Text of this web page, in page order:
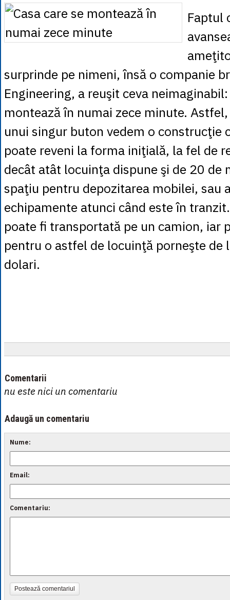
1 MDL= 0.2538
= 0.2227
1 NOK= 0.4191
1 NZD
1 PLN= 1.1646
= 0.0425
1 RUB= 0.0530
1 SEK = 0.4526
1 TRY= 0.1141
1 UAH= 0.1048
1 XDR
= 5.9383
1 ZAR= 0.2318
Faptul
surprinde pe nimeni, însă o companie
Engineering, a reuşit ceva
montează în numai zece minute.
unui singur buton vedem o construcţie
poate reveni la forma iniţială, la fel de
decât atât locuinţa dispune şi de 20 de
spaţiu pentru depozitarea mobilei, sau
echipamente atunci când este în
poate fi transportată pe un camion, iar
pentru o astfel de locuinţă porneşte de
dolari.
Comentarii
nu este nici un comentariu
Adaugă un comentariu
Nume:
Email:
Comentariu:
Postează comentariul